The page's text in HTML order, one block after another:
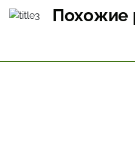
Похожие